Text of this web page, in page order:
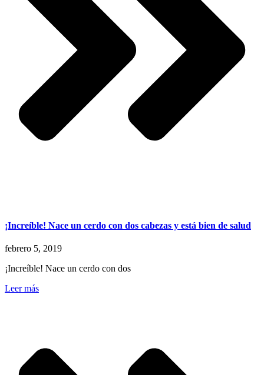
¡Increíble! Nace un cerdo con dos cabezas y está bien de salud
febrero 5, 2019
¡Increíble! Nace un cerdo con dos
Leer más